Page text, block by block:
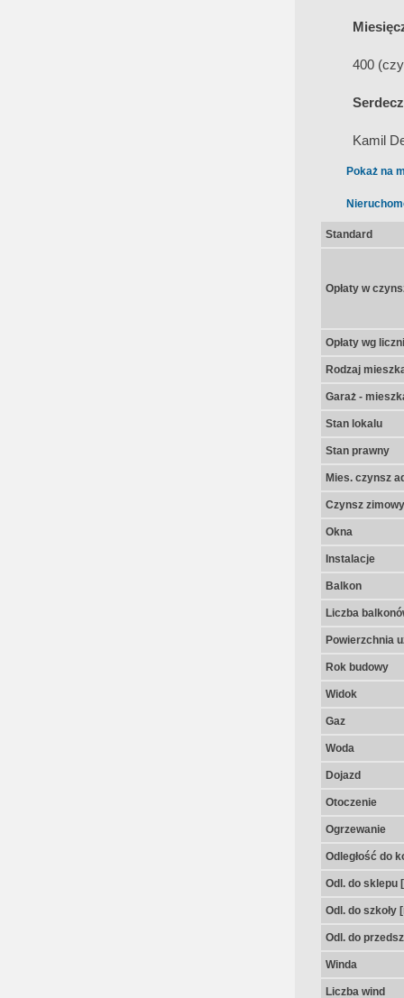
400
Kamil
Pokaż na
Standard
Opłaty w
Opłaty wg
Rodzaj
Garaż -
Stan lokalu
Stan prawny
Mies. czynsz
Czynsz zimowy
Okna
Instalacje
Balkon
Liczba
Powierzchnia
Rok budowy
Widok
Gaz
Woda
Dojazd
Otoczenie
Ogrzewanie
Odległość do
Odl. do sklepu
Odl. do szkoły
Odl. do
Winda
Liczba wind